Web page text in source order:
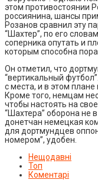
этом противостоянии
россиянина, шансы
Розанов сравнил эту
“Шахтер”, по его
соперника опутать и
которым способна
Он отметил, что
“вертикальный
с места, и в этом
Кроме того, немцам
чтобы настоять на
“Шахтера” оборона не
донетчан немецкая
для дортмундцев
номером”, удобен.
Нещодавні
Топ
Коментарі